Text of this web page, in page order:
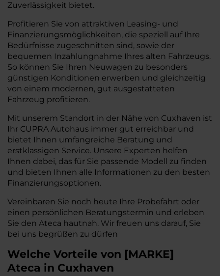
Zuverlässigkeit bietet.
Profitieren Sie von attraktiven Leasing- und
Finanzierungsmöglichkeiten, die speziell auf Ihre
Bedürfnisse zugeschnitten sind, sowie der
bequemen Inzahlungnahme Ihres alten Fahrzeugs.
So können Sie Ihren Neuwagen zu besonders
günstigen Konditionen erwerben und gleichzeitig
von einem modernen, gut ausgestatteten
Fahrzeug profitieren.
Mit unserem Standort in der Nähe von Cuxhaven ist
Ihr CUPRA Autohaus immer gut erreichbar und
bietet Ihnen umfangreiche Beratung und
erstklassigen Service. Unsere Experten helfen
Ihnen dabei, das für Sie passende Modell zu finden
und bieten Ihnen alle Informationen zu den besten
Finanzierungsoptionen.
Vereinbaren Sie noch heute Ihre Probefahrt oder
einen persönlichen Beratungstermin und erleben
Sie den Ateca hautnah. Wir freuen uns darauf, Sie
bei uns begrüßen zu dürfen
Welche Vorteile von [MARKE]
Ateca in Cuxhaven